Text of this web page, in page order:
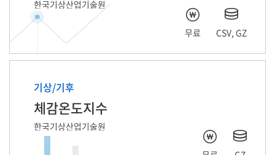
한국기상산업기술원
무료 CSV, GZ
기상/기후
체감온도지수
한국기상산업기술원